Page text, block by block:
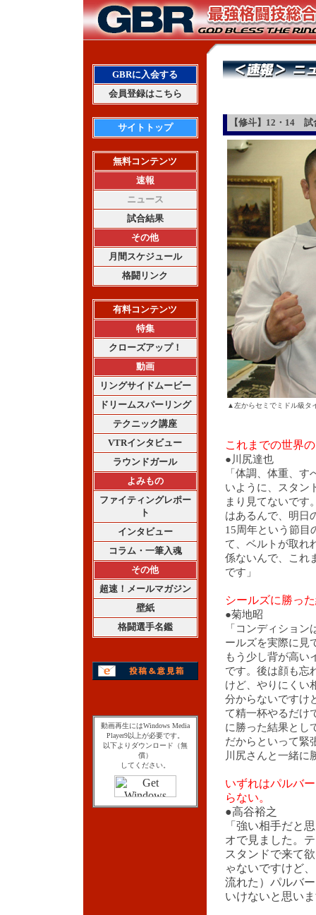
GBRに入会する
会員登録はこちら
サイトトップ
無料コンテンツ
速報
ニュース
試合結果
その他
月間スケジュール
格闘リンク
有料コンテンツ
特集
クローズアップ！
動画
リングサイドムービー
ドリームスパーリング
テクニック講座
VTRインタビュー
ラウンドガール
よみもの
ファイティングレポー
ト
インタビュー
コラム・一筆入魂
その他
超速！メールマガジン
壁紙
格闘選手名鑑
動画再生にはWindows Media
Player9以上が必要です。
以下よりダウンロード（無
償）
してください。
【修斗】12・14 試
▲左からセミでミドル級タ
これまでの世界
●川尻達也
「体調、体重、
いように、スタン
まり見てないです
はあるんで、明日
15周年という節目
て、ベルトが取れ
係ないんで、これ
です」
シールズに勝っ
●菊地昭
「コンディショ
ールズを実際に見
もう少し背が高い
です。後は顔も忘
けど、やりにくい
分からないですけ
て精一杯やるだけ
に勝った結果とし
だからといって緊
川尻さんと一緒に
いずれはパルバ
らない。
●高谷裕之
「強い相手だと
オで見ました。
スタンドで来て
ゃないですけど
流れた）パルバ
いけないと思い